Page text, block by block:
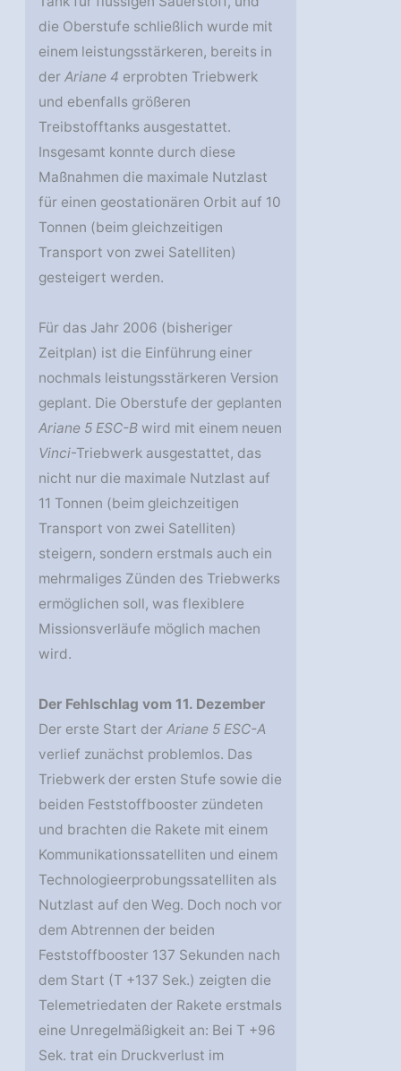
die Oberstufe schließlich wurde mit
einem leistungsstärkeren, bereits in
derAriane 4 erprobten Triebwerk
und ebenfalls größeren
Treibstofftanks ausgestattet.
Insgesamt konnte durch diese
Maßnahmen die maximale Nutzlast
für einen geostationären Orbit auf 10
Tonnen (beim gleichzeitigen
Transport von zwei Satelliten)
gesteigert werden.
Für das Jahr 2006 (bisheriger
Zeitplan) ist die Einführung einer
nochmals leistungsstärkeren Version
geplant. Die Oberstufe der geplanten
Ariane 5 ESC-B wird mit einem neuen
Vinci-Triebwerk ausgestattet, das
nicht nur die maximale Nutzlast auf
11 Tonnen (beim gleichzeitigen
Transport von zwei Satelliten)
steigern, sondern erstmals auch ein
mehrmaliges Zünden des Triebwerks
ermöglichen soll, was flexiblere
Missionsverläufe möglich machen
wird.
Der Fehlschlag vom 11. Dezember
Der erste Start derAriane 5 ESC-A
verlief zunächst problemlos. Das
Triebwerk der ersten Stufe sowie die
beiden Feststoffbooster zündeten
und brachten die Rakete mit einem
Kommunikationssatelliten und einem
Technologieerprobungssatelliten als
Nutzlast auf den Weg. Doch noch vor
dem Abtrennen der beiden
Feststoffbooster 137 Sekunden nach
dem Start (T +137 Sek.) zeigten die
Telemetriedaten der Rakete erstmals
eine Unregelmäßigkeit an: Bei T +96
Sek. trat ein Druckverlust im